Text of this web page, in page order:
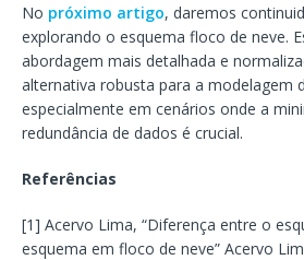
No próximo artigo, daremos
explorando o esquema floco de neve.
abordagem mais detalhada e
alternativa robusta para a modelagem
especialmente em cenários onde a
redundância de dados é crucial.
Referências
[1] Acervo Lima, “Diferença entre o
esquema em floco de neve” Acervo